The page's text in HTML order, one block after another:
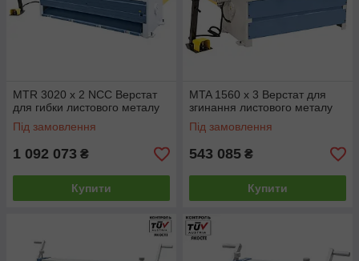
MTR 3020 x 2 NCC Верстат
для гибки листового металу
Під замовлення
1 092 073 ₴
Купити
MTA 1560 x 3 Верстат для
згинання листового металу
Під замовлення
543 085 ₴
Купити